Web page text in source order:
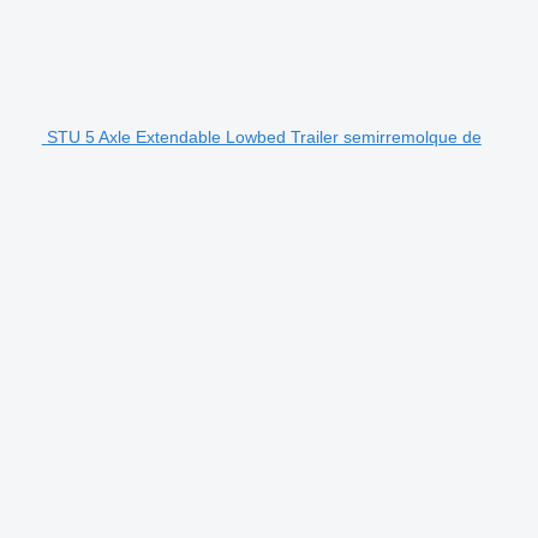
STU 5 Axle Extendable Lowbed Trailer semirremolque de